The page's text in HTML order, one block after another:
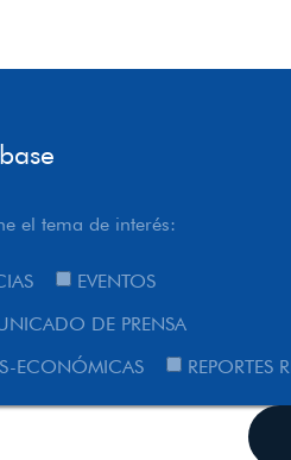
el tema de interés:
EVENTOS
DE PRENSA
ECONÓMICAS
REPORTES